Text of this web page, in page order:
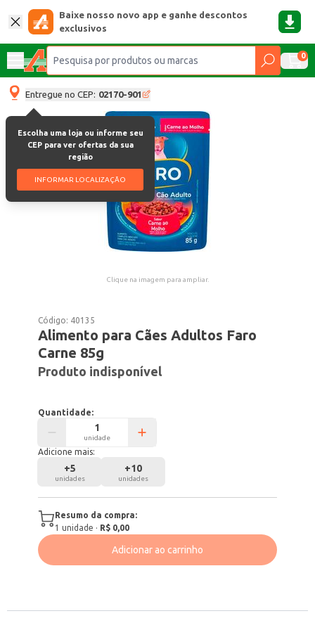
Baixe nosso novo app e ganhe descontos
exclusivos
0
Entregue no CEP: 02170-901
Escolha uma loja ou informe seu
CEP para ver ofertas da sua
região
INFORMAR LOCALIZAÇÃO
Clique na imagem para ampliar.
Código: 40135
Alimento para Cães Adultos Faro
Carne 85g
Produto indisponível
Quantidade:
unidade
Adicione mais:
+5
unidades
+10
unidades
Resumo da compra:
1 unidade · R$ 0,00
Adicionar ao carrinho